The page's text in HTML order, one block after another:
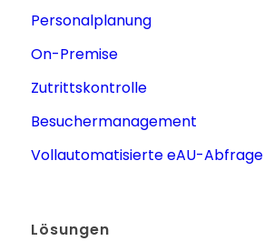
Personalplanung
On-Premise
Zutrittskontrolle
Besuchermanagement
Vollautomatisierte eAU-Abfrage
Lösungen